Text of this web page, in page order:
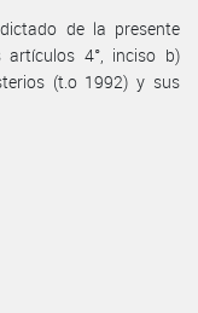
de la presente
4°, inciso b)
(t.o 1992) y sus